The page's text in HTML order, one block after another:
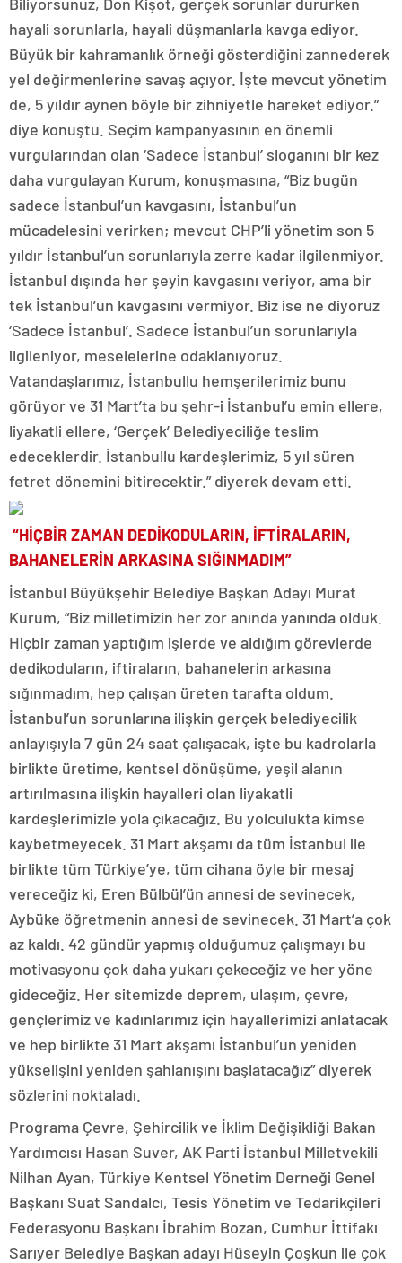
hayali sorunlarla, hayali düşmanlarla kavga ediyor.
Büyük bir kahramanlık örneği gösterdiğini zannederek
yel değirmenlerine savaş açıyor. İşte mevcut yönetim
de, 5 yıldır aynen böyle bir zihniyetle hareket ediyor.”
diye konuştu. Seçim kampanyasının en önemli
vurgularından olan ‘Sadece İstanbul’ sloganını bir kez
daha vurgulayan Kurum, konuşmasına, “Biz bugün
sadece İstanbul’un kavgasını, İstanbul’un
mücadelesini verirken; mevcut CHP’li yönetim son 5
yıldır İstanbul’un sorunlarıyla zerre kadar ilgilenmiyor.
İstanbul dışında her şeyin kavgasını veriyor, ama bir
tek İstanbul’un kavgasını vermiyor. Biz ise ne diyoruz
‘Sadece İstanbul’. Sadece İstanbul’un sorunlarıyla
ilgileniyor, meselelerine odaklanıyoruz.
Vatandaşlarımız, İstanbullu hemşerilerimiz bunu
görüyor ve 31 Mart’ta bu şehr-i İstanbul’u emin ellere,
liyakatli ellere, ‘Gerçek’ Belediyeciliğe teslim
edeceklerdir. İstanbullu kardeşlerimiz, 5 yıl süren
fetret dönemini bitirecektir.” diyerek devam etti.
“HİÇBİR ZAMAN DEDİKODULARIN, İFTİRALARIN,
BAHANELERİN ARKASINA SIĞINMADIM”
İstanbul Büyükşehir Belediye Başkan Adayı Murat
Kurum, “Biz milletimizin her zor anında yanında olduk.
Hiçbir zaman yaptığım işlerde ve aldığım görevlerde
dedikoduların, iftiraların, bahanelerin arkasına
sığınmadım, hep çalışan üreten tarafta oldum.
İstanbul’un sorunlarına ilişkin gerçek belediyecilik
anlayışıyla 7 gün 24 saat çalışacak, işte bu kadrolarla
birlikte üretime, kentsel dönüşüme, yeşil alanın
artırılmasına ilişkin hayalleri olan liyakatli
kardeşlerimizle yola çıkacağız. Bu yolculukta kimse
kaybetmeyecek. 31 Mart akşamı da tüm İstanbul ile
birlikte tüm Türkiye’ye, tüm cihana öyle bir mesaj
vereceğiz ki, Eren Bülbül’ün annesi de sevinecek,
Aybüke öğretmenin annesi de sevinecek. 31 Mart’a çok
az kaldı. 42 gündür yapmış olduğumuz çalışmayı bu
motivasyonu çok daha yukarı çekeceğiz ve her yöne
gideceğiz. Her sitemizde deprem, ulaşım, çevre,
gençlerimiz ve kadınlarımız için hayallerimizi anlatacak
ve hep birlikte 31 Mart akşamı İstanbul’un yeniden
yükselişini yeniden şahlanışını başlatacağız” diyerek
sözlerini noktaladı.
Programa Çevre, Şehircilik ve İklim Değişikliği Bakan
Yardımcısı Hasan Suver, AK Parti İstanbul Milletvekili
Nilhan Ayan, Türkiye Kentsel Yönetim Derneği Genel
Başkanı Suat Sandalcı, Tesis Yönetim ve Tedarikçileri
Federasyonu Başkanı İbrahim Bozan, Cumhur İttifakı
Sarıyer Belediye Başkan adayı Hüseyin Çoşkun ile çok